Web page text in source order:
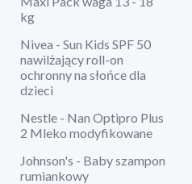
kg
Nivea - Sun Kids SPF 50
nawilżający roll-on
ochronny na słońce dla
dzieci
Nestle - Nan Optipro Plus
2 Mleko modyfikowane
Johnson's - Baby szampon
rumiankowy